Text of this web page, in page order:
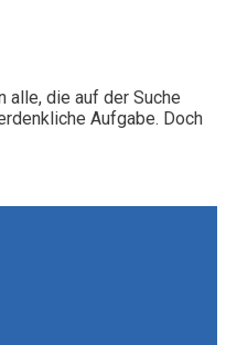
alle, die auf der Suche
Aufgabe. Doch